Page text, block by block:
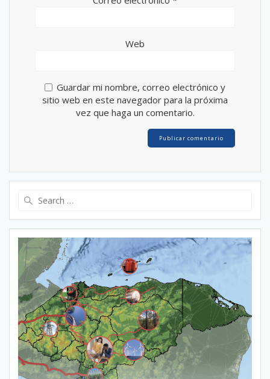
Web
Guardar mi nombre, correo electrónico y
sitio web en este navegador para la próxima
vez que haga un comentario.